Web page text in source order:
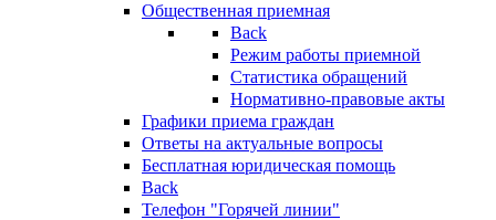
Общественная приемная
Back
Режим работы приемной
Статистика обращений
Нормативно-правовые акты
Графики приема граждан
Ответы на актуальные вопросы
Бесплатная юридическая помощь
Back
Телефон "Горячей линии"